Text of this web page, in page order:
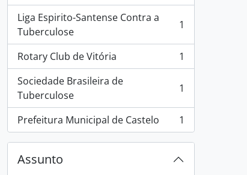
Liga Espirito-Santense Contra a
Tuberculose
, 1 resultados 1
Rotary Club de Vitória
, 1 resultados
1
Sociedade Brasileira de
Tuberculose
, 1 resultados 1
Prefeitura Municipal de Castelo
, 1 resultados 1
Assunto